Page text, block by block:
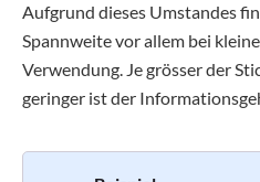
Aufgrund dieses Umstandes
Spannweite vor allem bei
Verwendung. Je grösser der
geringer ist der